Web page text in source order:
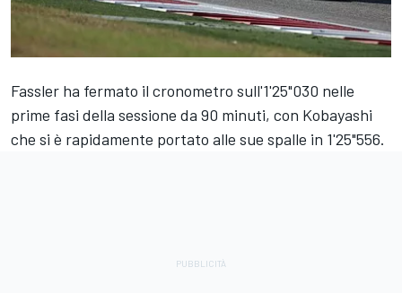
Fassler ha fermato il cronometro sull'1'25"030 nelle
prime fasi della sessione da 90 minuti, con Kobayashi
che si è rapidamente portato alle sue spalle in 1'25"556.